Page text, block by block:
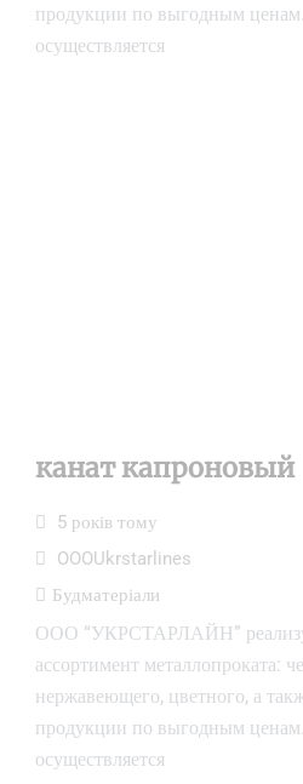
продукции по выгодным
осуществляется
канат капроновый
5 років тому
OOOUkrstarlines
Будматеріали
ООО “УКРСТАРЛАЙН”
ассортимент металлопроката:
нержавеющего, цветного, а
продукции по выгодным
осуществляется